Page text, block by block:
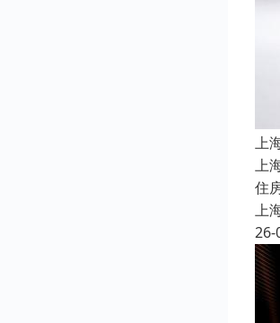
上
上
住
上
26-